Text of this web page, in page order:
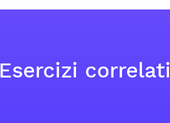
Esercizi correlati